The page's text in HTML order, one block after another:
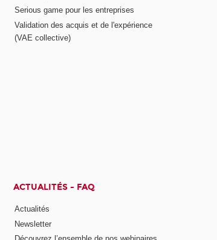
Serious game pour les entreprises
Validation des acquis et de l'expérience
(VAE collective)
ACTUALITÉS - FAQ
Actualités
Newsletter